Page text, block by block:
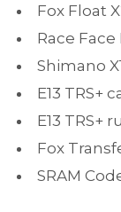
Fox Float
Race Face
Shimano
E13 TRS+
E13 TRS+
Fox
SRAM